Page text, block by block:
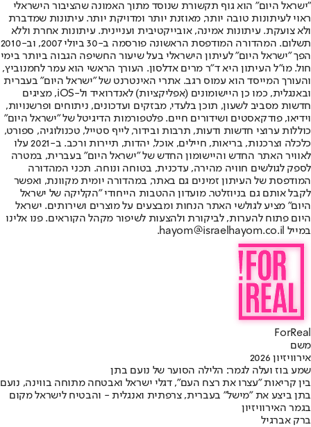
"ישראל היום" הוא גוף תקשורת שנוסד מתוך האמונה שהציבור הישראלי
ראוי לעיתונות טובה יותר, מאוזנת יותר ומדויקת יותר. עיתונות שמדברת
ולא צועקת. עיתונות אמינה, אובייקטיבית ועניינית. עיתונות אחרת וללא
תשלום. המהדורה המודפסת הראשונה פורסמה ב-30 ביולי 2007, וב-2010
הפך "ישראל היום" לעיתון הישראלי בעל שיעור החשיפה הגבוה ביותר בימי
חול. מו"ל העיתון היא ד"ר מרים אדלסון. העורך הראשי הוא עמר לחמנוביץ,
והעורך המייסד הוא עמוס רגב. אתרי האינטרנט של "ישראל היום" בעברית
ובאנגלית, כמו כן היישומונים (אפליקציות) לאנדרואיד ול-iOS, מציגים
חדשות מסביב לשעון, תוכן בלעדי, מבזקים ועדכונים, ניתוחים ופרשנויות,
וידיאו, פודקאסטים ושידורים חיים. פלטפורמות הדיגיטל של "ישראל היום"
כוללות ערוצי חדשות ודעות, תרבות ובידור, לייף סטייל, טכנולוגיה, ספורט,
כלכלה וצרכנות, בריאות, חיילים, אוכל, יהדות, תיירות ורכב. ב-2021 עלו
לאוויר האתר החדש והיישומון החדש של "ישראל היום" בעברית, במטרה
לספק לגולשים חוויה מהירה, עדכנית, בטוחה ונוחה. תכני המהדורה
המודפסת של העיתון זמינים גם באתר, במהדורה יומית מקוונת, ואפשר
לקבל אותם גם בניוזלטר. מועדון ההטבות הייחודי "הקליקה של ישראל
היום" מציע לגולשי האתר הנחות ומבצעים על מוצרים ושירותים. ישראל
היום פתוח להערות, לביקורת ולהצעות לשיפור מקהל הקוראים. פנו אלינו
במייל hayom@israelhayom.co.il.
ForReal
משם
אירוויזיון 2026
שמע בוז ועלה לגמר: הלילה הסוער של נועם בתן
בין קריאות "עצרו את רצח העם", דגלי ישראל ואבטחה מתוחה בווינה, נועם
בתן ביצע את "מישל" בעברית, צרפתית ואנגלית - והבטיח לישראל מקום
בגמר האירוויזיון
ברק אברגיל